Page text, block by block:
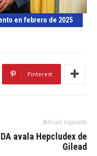
en febrero de 2025
Pinterest
Artículo siguiente
avala Hepcludex de
Gilead